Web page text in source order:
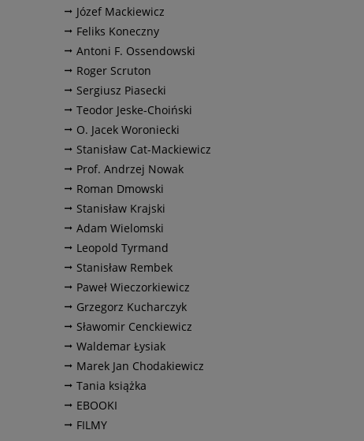
Józef Mackiewicz
Feliks Koneczny
Antoni F. Ossendowski
Roger Scruton
Sergiusz Piasecki
Teodor Jeske-Choiński
O. Jacek Woroniecki
Stanisław Cat-Mackiewicz
Prof. Andrzej Nowak
Roman Dmowski
Stanisław Krajski
Adam Wielomski
Leopold Tyrmand
Stanisław Rembek
Paweł Wieczorkiewicz
Grzegorz Kucharczyk
Sławomir Cenckiewicz
Waldemar Łysiak
Marek Jan Chodakiewicz
Tania książka
EBOOKI
FILMY